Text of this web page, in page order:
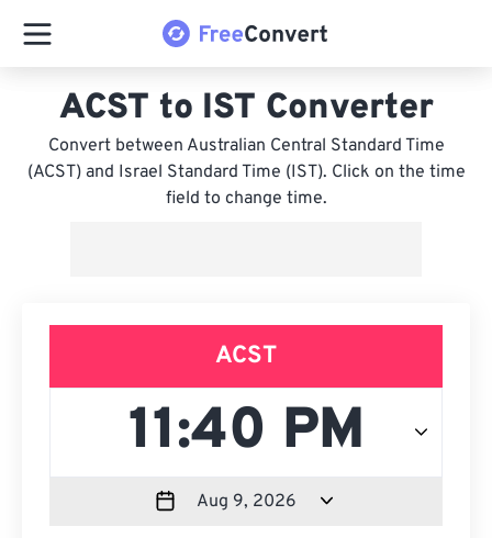
ACST to IST Converter
Convert between Australian Central Standard Time
(ACST) and Israel Standard Time (IST). Click on the time
field to change time.
ACST